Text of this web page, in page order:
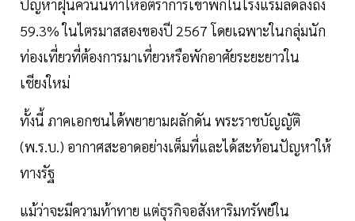
ปัญหาฝุ่นควันนี้ทำให้อัตราการเข้าพักในโรงแรมลดลงถึง
59.3% ในไตรมาสสองของปี 2567 โดยเฉพาะในกลุ่มนัก
ท่องเที่ยวที่ต้องการมาเที่ยวหรือพักอาศัยระยะยาวใน
เชียงใหม่
ทั้งนี้ ภาคเอกชนได้พยายามผลักดัน พระราชบัญญัติ
(พ.ร.บ.) อากาศสะอาดอย่างเต็มที่และได้สะท้อนปัญหาให้
ทางรัฐ
แม้ว่าจะมีความท้าทาย แต่ธุรกิจอสังหาริมทรัพย์ใน